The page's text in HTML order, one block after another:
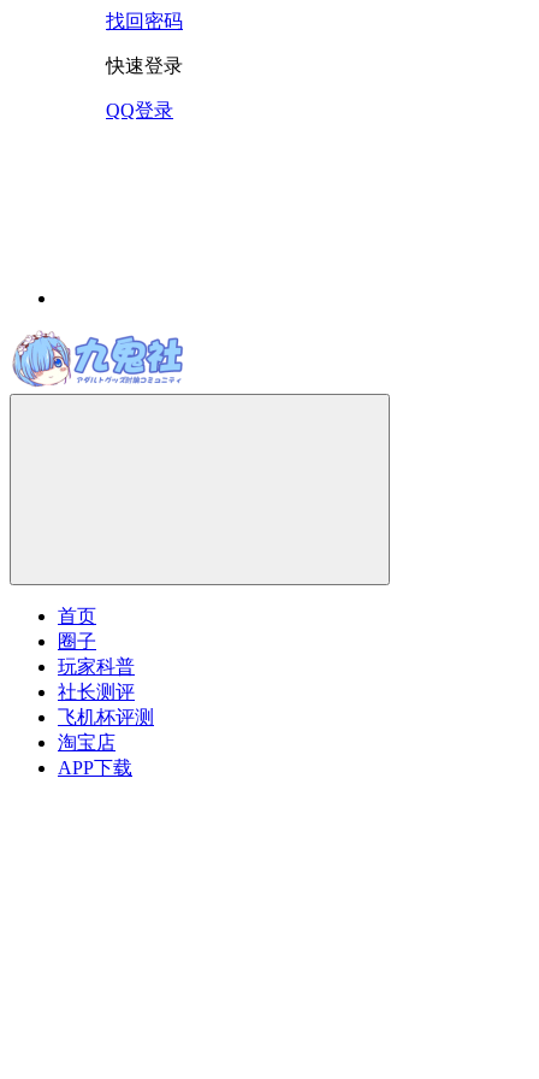
找回密码
快速登录
QQ登录
首页
圈子
玩家科普
社长测评
飞机杯评测
淘宝店
APP下载